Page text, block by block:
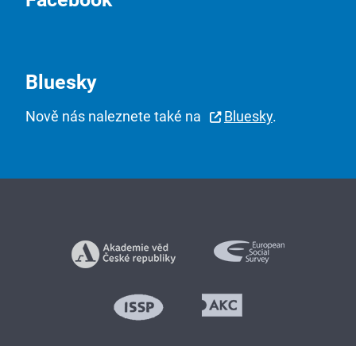
Bluesky
Nově nás naleznete také na Bluesky.